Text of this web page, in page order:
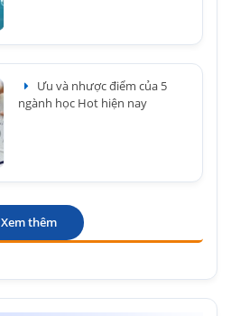
Ưu và nhược điểm của 5
ngành học Hot hiện nay
Xem thêm